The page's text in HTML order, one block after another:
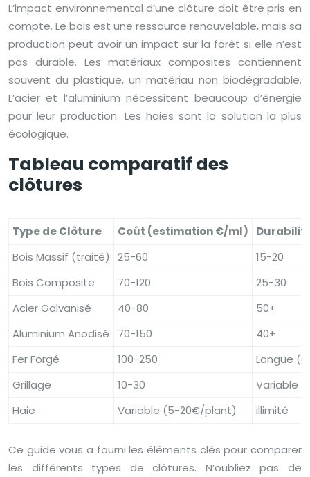
L’impact environnemental d’une clôture doit être pris en
compte. Le bois est une ressource renouvelable, mais sa
production peut avoir un impact sur la forêt si elle n’est
pas durable. Les matériaux composites contiennent
souvent du plastique, un matériau non biodégradable.
L’acier et l’aluminium nécessitent beaucoup d’énergie
pour leur production. Les haies sont la solution la plus
écologique.
Tableau comparatif des
clôtures
Type de Clôture Coût (estimation €/ml)
Bois Massif (traité)
25-60
15-20
Bois Composite
70-120
25-30
Acier Galvanisé
40-80
50+
Aluminium Anodisé
70-150
40+
Fer Forgé
100-250
Longue
Grillage
10-30
Variable
Haie
Variable (5-20€/plant) illimité
Ce guide vous a fourni les éléments clés pour comparer
les différents types de clôtures. N’oubliez pas de